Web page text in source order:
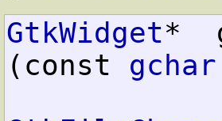
GtkWidget*
(const gchar